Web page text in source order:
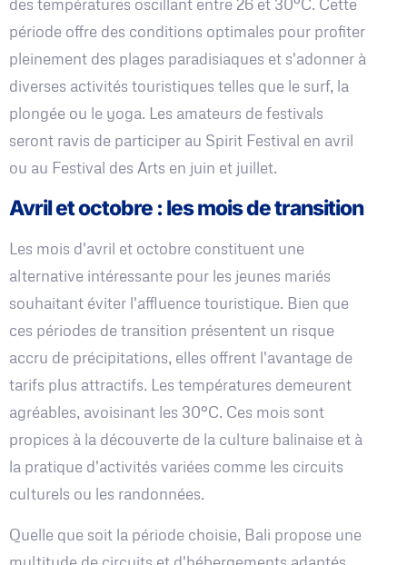
des températures oscillant entre 26 et 30°C. Cette
période offre des conditions optimales pour profiter
pleinement des plages paradisiaques et s'adonner à
diverses activités touristiques telles que le surf, la
plongée ou le yoga. Les amateurs de festivals
seront ravis de participer au Spirit Festival en avril
ou au Festival des Arts en juin et juillet.
Avril et octobre : les mois de transition
Les mois d'avril et octobre constituent une
alternative intéressante pour les jeunes mariés
souhaitant éviter l'affluence touristique. Bien que
ces périodes de transition présentent un risque
accru de précipitations, elles offrent l'avantage de
tarifs plus attractifs. Les températures demeurent
agréables, avoisinant les 30°C. Ces mois sont
propices à la découverte de la culture balinaise et à
la pratique d'activités variées comme les circuits
culturels ou les randonnées.
Quelle que soit la période choisie, Bali propose une